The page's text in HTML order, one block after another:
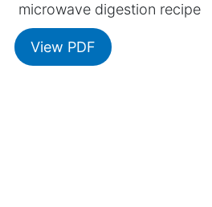
microwave digestion recipe
View PDF